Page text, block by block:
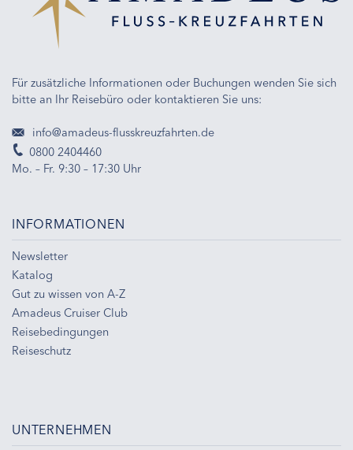
Für zusätzliche Informationen oder Buchungen wenden Sie sich
bitte an Ihr Reisebüro oder kontaktieren Sie uns:
info@amadeus-flusskreuzfahrten.de
0800 2404460
Mo. – Fr. 9:30 – 17:30 Uhr
INFORMATIONEN
Newsletter
Katalog
Gut zu wissen von A-Z
Amadeus Cruiser Club
Reisebedingungen
Reiseschutz
UNTERNEHMEN